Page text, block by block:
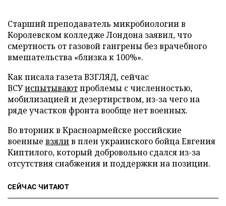
Старший преподаватель микробиологии в
Королевском колледже Лондона заявил, что
смертность от газовой гангрены без врачебного
вмешательства «близка к 100%».
Как писала газета ВЗГЛЯД, сейчас
ВСУиспытываютпроблемы с численностью,
мобилизацией и дезертирством, из-за чего на
ряде участков фронта вообще нет военных.
Во вторник в Красноармейске российские
военные взялив плен украинского бойца Евгения
Киптилого, который добровольно сдался из-за
отсутствия снабжения и поддержки на позиции.
СЕЙЧАС ЧИТАЮТ